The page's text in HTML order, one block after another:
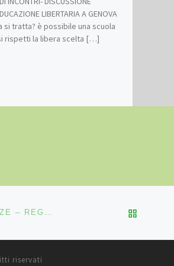
LIBERTARIA A GENOVA
si tratta? è possibile una scuola
rispetti la libera scelta […]
PRESENTAZIONE DI “LIBERI DI IMPARARE” A FIRENZE – REGGELLO
riservati